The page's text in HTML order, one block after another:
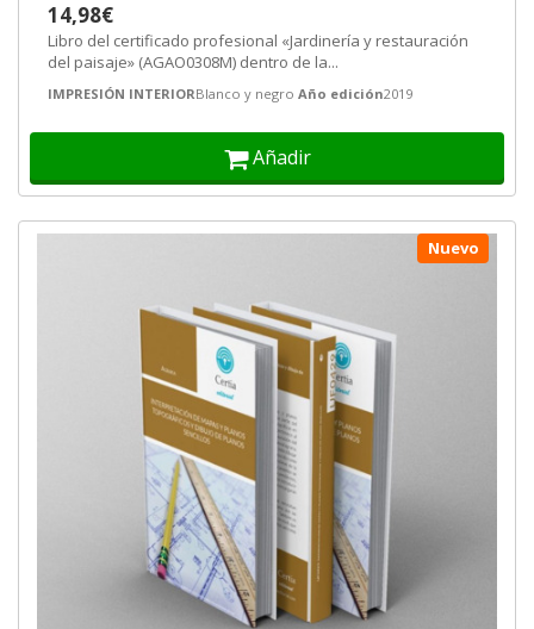
14,98€
Libro del certificado profesional «Jardinería y restauración
del paisaje» (AGAO0308M) dentro de la...
IMPRESIÓN INTERIORBlanco y negro Año edición2019
Añadir
Nuevo